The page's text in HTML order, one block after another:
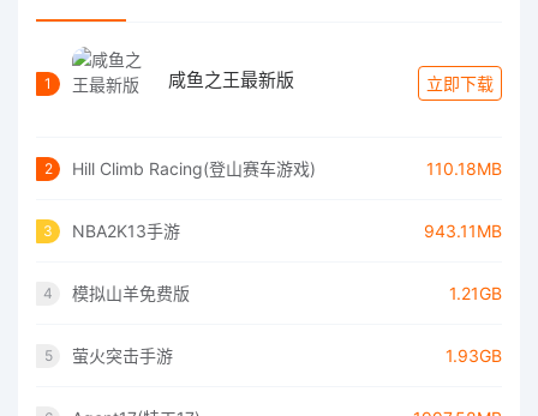
1 咸鱼之王最新版 立即下载
2 Hill Climb Racing(登山赛车游戏) 110.18MB
3 NBA2K13手游 943.11MB
4 模拟山羊免费版 1.21GB
5 萤火突击手游 1.93GB